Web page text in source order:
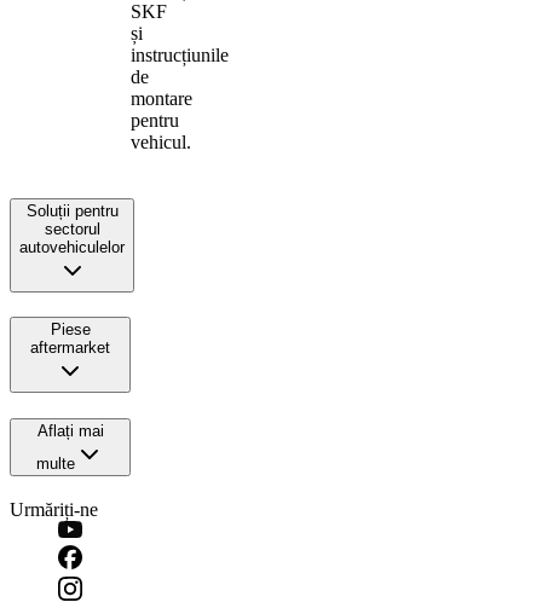
SKF
și
instrucțiunile
de
montare
pentru
vehicul.
Soluții pentru
sectorul
autovehiculelor
Piese
aftermarket
Aflați mai
multe
Urmăriți-ne